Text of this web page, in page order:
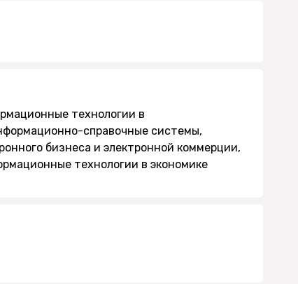
технологии в
справочные системы,
бизнеса и электронной коммерции,
технологии в экономике